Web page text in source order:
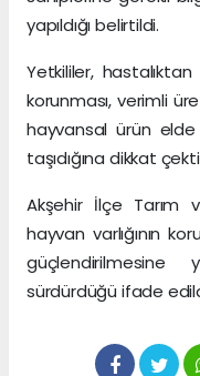
yapıldığı belirtildi.
Yetkililer,
korunması, verimli
hayvansal ürün
taşıdığına dikkat
Akşehir İlçe Tarım
hayvan varlığının
güçlendirilmesine
sürdürdüğü ifade